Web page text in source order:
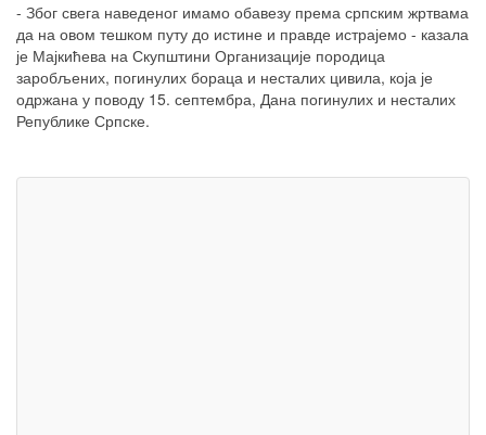
- Због свега наведеног имамо обавезу према српским жртвама
да на овом тешком путу до истине и правде истрајемо - казала
је Мајкићева на Скупштини Организације породица
заробљених, погинулих бораца и несталих цивила, која је
одржана у поводу 15. септембра, Дана погинулих и несталих
Републике Српске.